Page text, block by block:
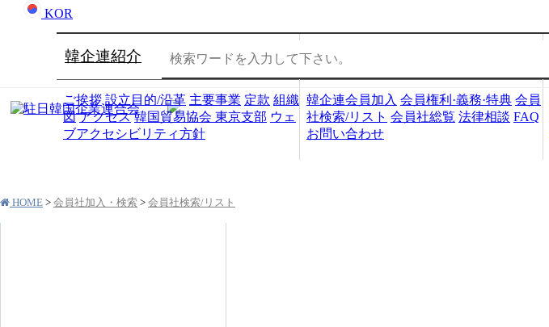
韓企連紹介
ご挨拶 設立目的/沿革 主要事業 定款 組織
図 アクセス 韓国貿易協会 東京支部 ウェ
ブアクセシビリティ方針
会員社加入・検索
韓企連会員加入 会員権利·義務·特典 会員
社検索/リスト 会員社総覧 法律相談 FAQ
お問い合わせ
KOR
HOME > 会員社加入・検索 > 会員社検索/リスト